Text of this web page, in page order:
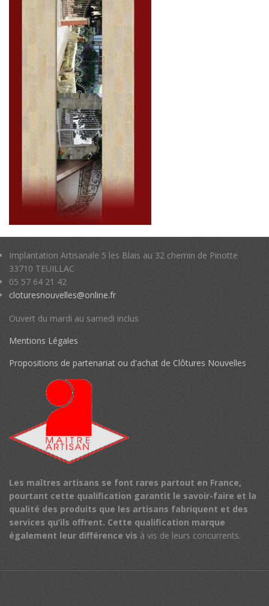
Implantation Artisanale 5 les Blais au 32 chemin de Pinotte
33710 TEUILLAC
05 57 64 21 42
cloturesnouvelles@online.fr
Ouvert du mardi au samedi inclus
Mentions Légales
Propositions de partenariat ou d'achat de Clôtures Nouvelles
Les maîtres artisans se font rares partout en France,
pourtant cette qualification garantit le savoir-faire et la
qualité des produits que les artisans fabriquent et des
services qu’ils offrent. Cette qualification marque
également leur différence vis à vis de leurs concurrents.